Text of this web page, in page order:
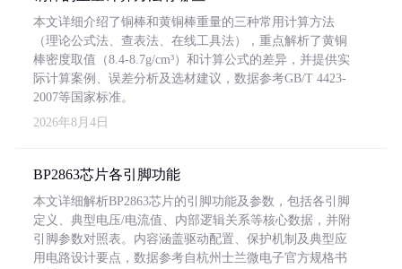
本文详细介绍了铜棒和黄铜棒重量的三种常用计算方法
（理论公式法、查表法、在线工具法），重点解析了黄铜
棒密度取值（8.4-8.7g/cm³）和计算公式的差异，并提供实
际计算案例、误差分析及选材建议，数据参考GB/T 4423-
2007等国家标准。
2026年8月4日
BP2863芯片各引脚功能
本文详细解析BP2863芯片的引脚功能及参数，包括各引脚
定义、典型电压/电流值、内部逻辑关系等核心数据，并附
引脚参数对照表。内容涵盖驱动配置、保护机制及典型应
用电路设计要点，数据参考自杭州士兰微电子官方规格书